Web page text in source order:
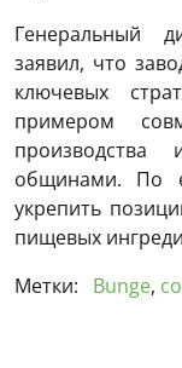
Генеральный
заявил, что
ключевых
примером
общинами. По
укрепить
пищевых
Метки:
Bunge,